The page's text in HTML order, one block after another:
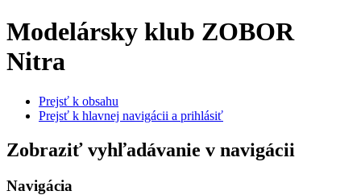
Modelársky klub ZOBOR
Nitra
Prejsť k obsahu
Prejsť k hlavnej navigácii a prihlásiť
Zobraziť vyhľadávanie v navigácii
Navigácia